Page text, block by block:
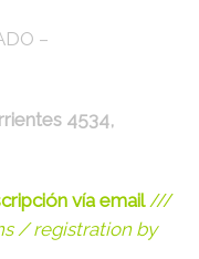
–
4534,
vía email///
/ registration by